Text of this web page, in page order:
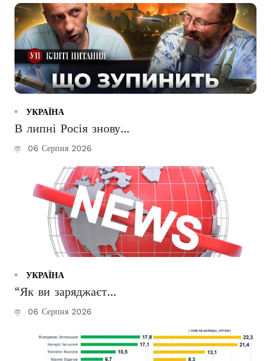
УКРАЇНА
В липні Росія знову...
06 Серпня 2026
УКРАЇНА
“Як ви заряджаєт...
06 Серпня 2026